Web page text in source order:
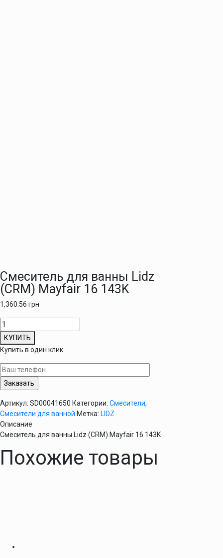
Смеситель для ванны Lidz
(CRM) Mayfair 16 143K
1,360.56 грн
Количество
товара
Смеситель
для
ванны
Lidz
(CRM)
16
143K
КУПИТЬ
Купить в один клик
Артикул: SD00041650 Категории: Смесители,
Смесители для ванной Метка: LIDZ
Описание
Смеситель для ванны Lidz (CRM) Mayfair 16 143K
Похожие товары